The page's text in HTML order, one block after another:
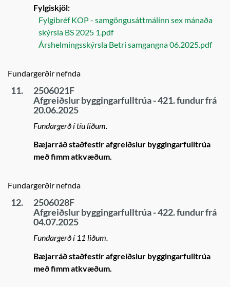
Fylgiskjöl:
Fylgibréf KOP - samgöngusáttmálinn sex mánaða
skýrsla BS 2025 1.pdf
Árshelmingsskýrsla Betri samgangna 06.2025.pdf
Fundargerðir nefnda
11.
2506021F
Afgreiðslur byggingarfulltrúa - 421. fundur frá
20.06.2025
Fundargerð í tíu liðum.
Bæjarráð staðfestir afgreiðslur byggingarfulltrúa
með fimm atkvæðum.
Fundargerðir nefnda
12.
2506028F
Afgreiðslur byggingarfulltrúa - 422. fundur frá
04.07.2025
Fundargerð í 11 liðum.
Bæjarráð staðfestir afgreiðslur byggingarfulltrúa
með fimm atkvæðum.